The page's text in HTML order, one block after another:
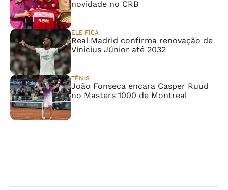
novidade no CRB
ELE FICA
Real Madrid confirma renovação de
Vinícius Júnior até 2032
TÊNIS
João Fonseca encara Casper Ruud
no Masters 1000 de Montreal